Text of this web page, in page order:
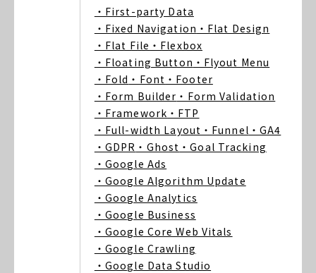
・First-party Data
・Fixed Navigation ・Flat Design
・Flat File ・Flexbox
・Floating Button ・Flyout Menu
・Fold ・Font ・Footer
・Form Builder ・Form Validation
・Framework ・FTP
・Full-width Layout ・Funnel ・GA4
・GDPR ・Ghost ・Goal Tracking
・Google Ads
・Google Algorithm Update
・Google Analytics
・Google Business
・Google Core Web Vitals
・Google Crawling
・Google Data Studio